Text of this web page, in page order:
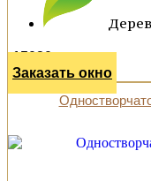
15020 р.
Заказать окно